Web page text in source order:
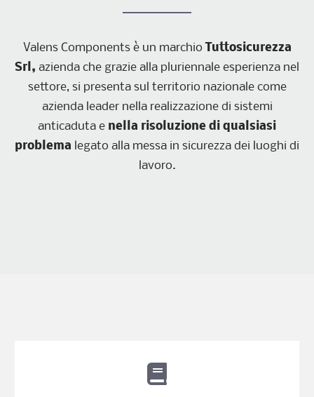
Valens Components è un marchioTuttosicurezza
Srl, azienda che grazie alla pluriennale esperienza nel
settore, si presenta sul territorio nazionale come
azienda leader nella realizzazione di sistemi
anticaduta e nella risoluzione di qualsiasi
problema legato alla messa in sicurezza dei luoghi di
lavoro.